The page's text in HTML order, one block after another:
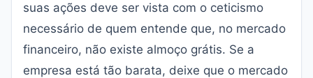
suas ações deve ser vista com o ceticismo
necessário de quem entende que, no mercado
financeiro, não existe almoço grátis. Se a
empresa está tão barata, deixe que o mercado